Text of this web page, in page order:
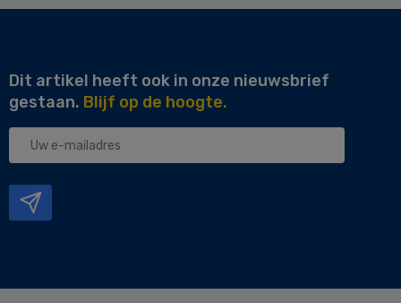
Dit artikel heeft ook in onze nieuwsbrief
gestaan. Blijf op de hoogte.
Uw